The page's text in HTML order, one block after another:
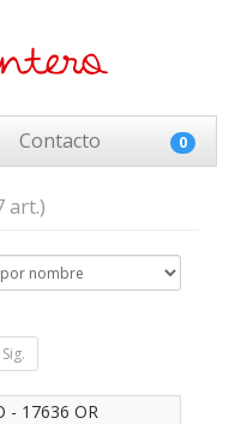
Contacto 0
art.)
Sig.
- 17636 OR